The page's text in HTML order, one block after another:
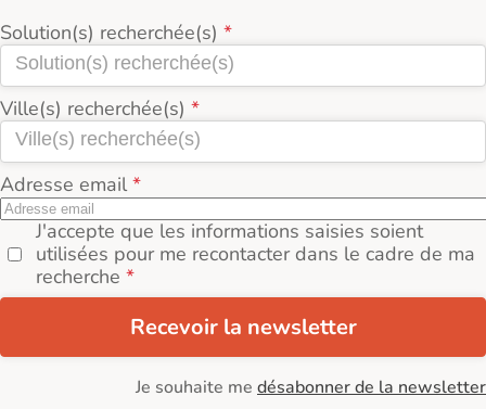
Solution(s) recherchée(s)
Ville(s) recherchée(s)
Adresse email
J'accepte que les informations saisies soient
utilisées pour me recontacter dans le cadre de ma
recherche
Recevoir la newsletter
Je souhaite me désabonner de la newsletter